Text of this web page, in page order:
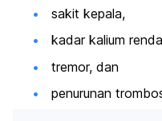
sakit kepala,
kadar kalium
tremor, dan
penurunan